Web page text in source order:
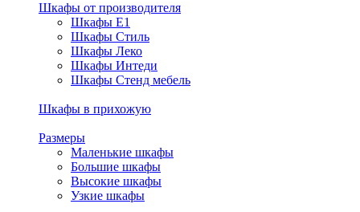
Шкафы от производителя
Шкафы E1
Шкафы Стиль
Шкафы Леко
Шкафы Интеди
Шкафы Стенд мебель
Шкафы в прихожую
Размеры
Маленькие шкафы
Большие шкафы
Высокие шкафы
Узкие шкафы